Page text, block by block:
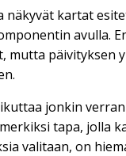
näkyvät kartat
avulla.
mutta päivityksen
jonkin
tapa, jolla
valitaan, on